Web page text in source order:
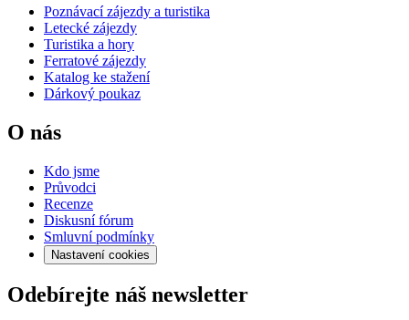
Poznávací zájezdy a turistika
Letecké zájezdy
Turistika a hory
Ferratové zájezdy
Katalog ke stažení
Dárkový poukaz
O nás
Kdo jsme
Průvodci
Recenze
Diskusní fórum
Smluvní podmínky
Nastavení cookies
Odebírejte náš newsletter